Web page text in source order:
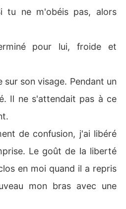
tu ne m'obéis pas, alors
pour lui, froide et
sur son visage. Pendant un
Il ne s'attendait pas à ce
de confusion, j'ai libéré
Le goût de la liberté
en moi quand il a repris
mon bras avec une